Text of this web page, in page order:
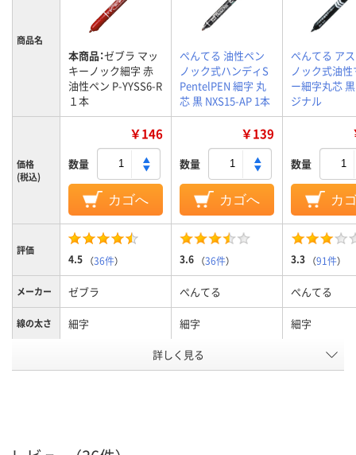
商品名
本商品：ゼブラ マッ
キーノック細字 赤
油性ペン P-YYSS6-R
１本
ぺんてる 油性ペン
ノック式ハンディS
PentelPEN 細字 丸
芯 黒 NXS15-AP 1本
ぺんてる ア
ノック式油
ー細字丸芯
ジナル
価格
(税込)
￥146
数量
カゴへ
￥139
数量
カゴへ
数量
カ
評価
4.5 （36件） 3.6 （36件） 3.3 （91件）
メーカー ゼブラ ぺんてる ぺんてる
線の太さ 細字 細字 細字
詳しく見る